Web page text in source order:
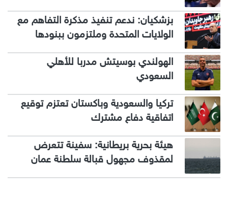
بزشكيان: ندعم تنفيذ مذكرة التفاهم مع
الولايات المتحدة وملتزمون ببنودها
الهولندي بوسيتش مدربا للأهلي
السعودي
تركيا والسعودية وباكستان تعتزم توقيع
اتفاقية دفاع مشترك
هيئة بحرية بريطانية: سفينة تتعرض
لمقذوف مجهول قبالة سلطنة عمان